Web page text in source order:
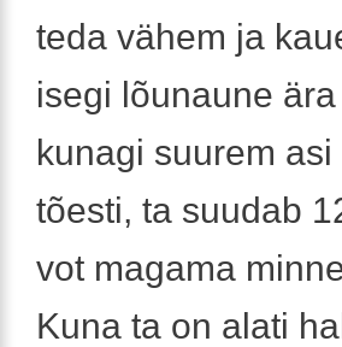
teda vähem ja
isegi lõunaune
kunagi suurem
tõesti, ta suudab
vot magama
Kuna ta on alati